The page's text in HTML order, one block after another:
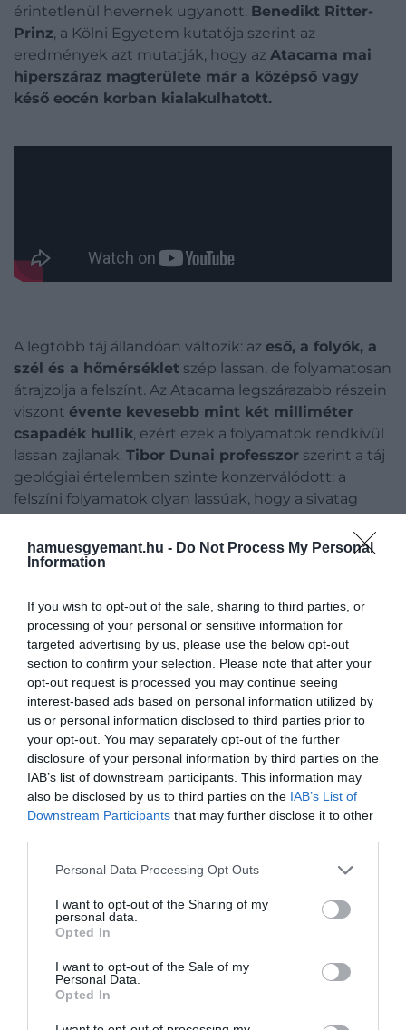
hamuesgyemant.hu - Do Not Process My Personal
Information
If you wish to opt-out of the sale, sharing to third parties, or
processing of your personal or sensitive information for
targeted advertising by us, please use the below opt-out
section to confirm your selection. Please note that after your
opt-out request is processed you may continue seeing
interest-based ads based on personal information utilized by
us or personal information disclosed to third parties prior to
your opt-out. You may separately opt-out of the further
disclosure of your personal information by third parties on the
IAB’s list of downstream participants. This information may
also be disclosed by us to third parties on the IAB’s List of
Downstream Participants that may further disclose it to other
Please note that this website/app uses one or more Google
not limited to your visit or usage behaviour. You may click to
grant or deny consent to Google and its third-party tags to
use your data for below specified purposes in below Google
consent section.
Personal Data Processing Opt Outs
I want to opt-out of the Sharing of my
personal data.
Opted In
I want to opt-out of the Sale of my
Personal Data.
Opted In
érintetlenül hevernek ugyanott. Benedikt Ritter-
Prinz, a Kölni Egyetem kutatója szerint az
eredmények azt mutatják, hogy az Atacama mai
hiperszáraz magterülete már a középső vagy
késő eocén korban kialakulhatott.
A legtöbb táj állandóan változik: az eső, a folyók, a
szél és a hőmérséklet szép lassan, de folyamatosan
átrajzolja a felszínt. Az Atacama legszárazabb részein
viszont évente kevesebb mint két milliméter
csapadék hullik, ezért ezek a folyamatok rendkívül
lassan zajlanak. Tibor Dunai professzor szerint a táj
geológiai értelemben szinte konzerválódott: a
felszíni folyamatok olyan lassúak, hogy a sivatag
Ez is érdekelhet!
fotózták le a világ legritkább rókáját
A kutatók szerinta folyamat nagyjából 45 millió
éve kezdődhetett, amikor aFöld egy rendkívül
meleg időszak után fokozatos lehűlésnek indult. A
térség addig is viszonylag száraz volt, a hőmérséklet
csökkenése azonban tovább mérsékelte a
nedvesség utánpótlását. Később az Andok
két hegylánc közé szorul: keletről az Andok,
nyugatról a Chilei-parti-hegység állja útját a nedves
légtömegeknek, így a Csendes-óceán és az
Amazonas-medence
jut el könnyen a sivatag belsejébe.